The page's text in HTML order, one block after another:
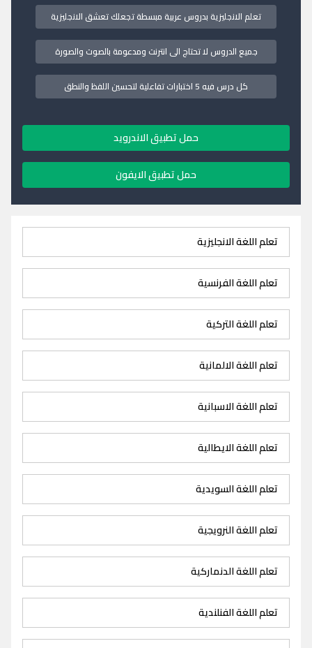
تعلم الانجليزية بدروس عربية مبسطة تجعلك تعشق الانجليزية
جميع الدروس لا تحتاج الى انترنت ومدعومة بالصوت والصورة
كل درس فيه 5 اختبارات تفاعلية لتحسين اللفظ والنطق
حمل تطبيق الاندرويد
حمل تطبيق الايفون
تعلم اللغة الانجليزية
تعلم اللغة الفرنسية
تعلم اللغة التركية
تعلم اللغة الالمانية
تعلم اللغة الاسبانية
تعلم اللغة الايطالية
تعلم اللغة السويدية
تعلم اللغة النرويجية
تعلم اللغة الدنماركية
تعلم اللغة الفنلندية